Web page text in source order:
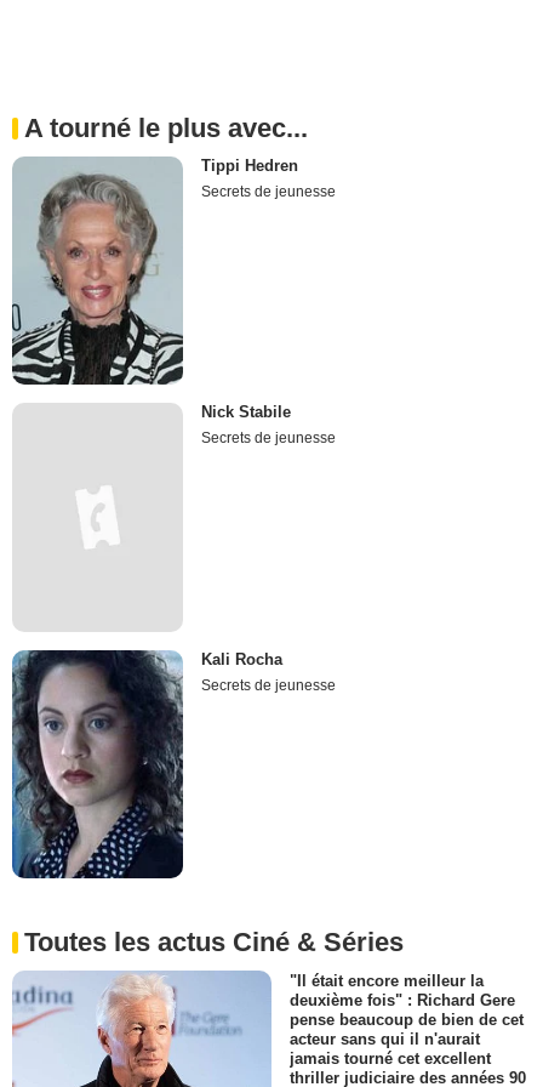
A tourné le plus avec...
Tippi Hedren
Secrets de jeunesse
Nick Stabile
Secrets de jeunesse
Kali Rocha
Secrets de jeunesse
Toutes les actus Ciné & Séries
"Il était encore meilleur la
deuxième fois" : Richard Gere
pense beaucoup de bien de cet
acteur sans qui il n'aurait
jamais tourné cet excellent
thriller judiciaire des années 90